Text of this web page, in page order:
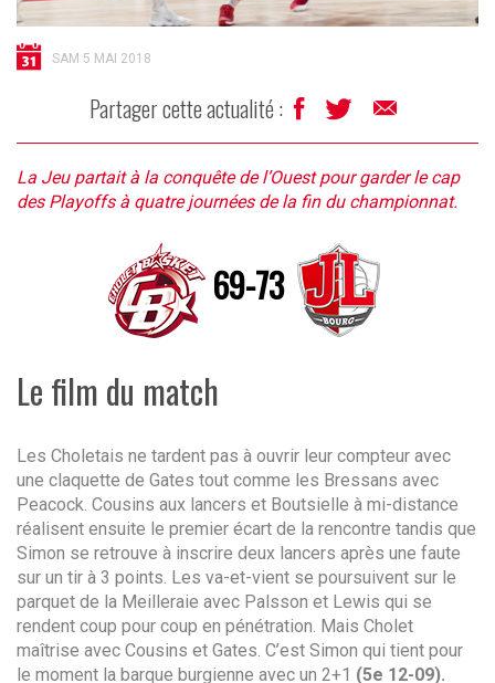
SAM 5 MAI 2018
Partager cette actualité :
La Jeu partait à la conquête de l’Ouest pour garder le cap
des Playoffs à quatre journées de la fin du championnat.
69-73
Le film du match
Les Choletais ne tardent pas à ouvrir leur compteur avec
une claquette de Gates tout comme les Bressans avec
Peacock. Cousins aux lancers et Boutsielle à mi-distance
réalisent ensuite le premier écart de la rencontre tandis que
Simon se retrouve à inscrire deux lancers après une faute
sur un tir à 3 points. Les va-et-vient se poursuivent sur le
parquet de la Meilleraie avec Palsson et Lewis qui se
rendent coup pour coup en pénétration. Mais Cholet
maîtrise avec Cousins et Gates. C’est Simon qui tient pour
le moment la barque burgienne avec un 2+1 (5e 12-09).